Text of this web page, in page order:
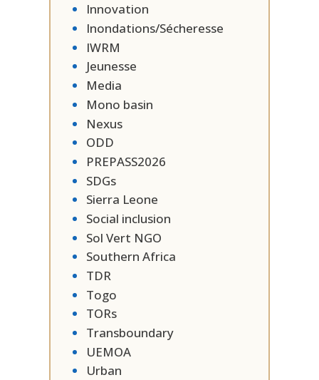
Innovation
Inondations/Sécheresse
IWRM
Jeunesse
Media
Mono basin
Nexus
ODD
PREPASS2026
SDGs
Sierra Leone
Social inclusion
Sol Vert NGO
Southern Africa
TDR
Togo
TORs
Transboundary
UEMOA
Urban